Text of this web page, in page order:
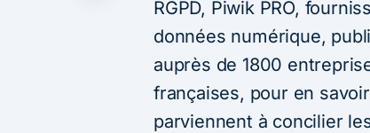
RGPD, Piwik PRO,
données numérique,
auprès de 1800
françaises, pour en
parviennent à concilier